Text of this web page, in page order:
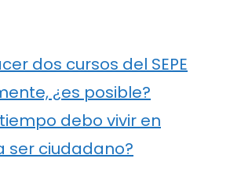
dos cursos del SEPE
¿es posible?
debo vivir en
ser ciudadano?